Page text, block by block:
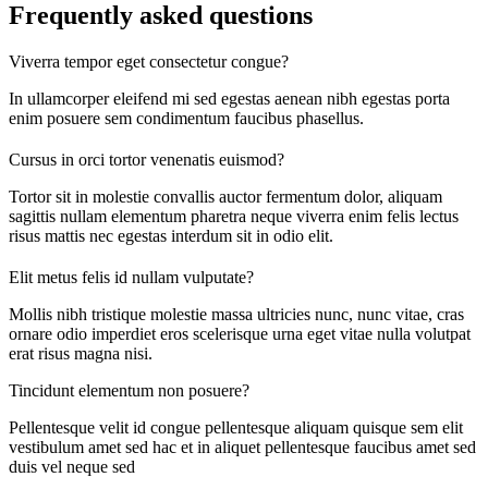
Frequently asked questions
Viverra tempor eget consectetur congue?
In ullamcorper eleifend mi sed egestas aenean nibh egestas porta
enim posuere sem condimentum faucibus phasellus.
Cursus in orci tortor venenatis euismod?
Tortor sit in molestie convallis auctor fermentum dolor, aliquam
sagittis nullam elementum pharetra neque viverra enim felis lectus
risus mattis nec egestas interdum sit in odio elit.
Elit metus felis id nullam vulputate?
Mollis nibh tristique molestie massa ultricies nunc, nunc vitae, cras
ornare odio imperdiet eros scelerisque urna eget vitae nulla volutpat
erat risus magna nisi.
Tincidunt elementum non posuere?
Pellentesque velit id congue pellentesque aliquam quisque sem elit
vestibulum amet sed hac et in aliquet pellentesque faucibus amet sed
duis vel neque sed